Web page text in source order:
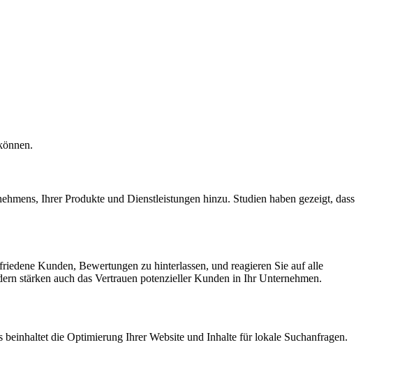
Ihrer Produkte und Dienstleistungen hinzu. Studien haben gezeigt, dass
Kunden, Bewertungen zu hinterlassen, und reagieren Sie auf alle
stärken auch das Vertrauen potenzieller Kunden in Ihr Unternehmen.
die Optimierung Ihrer Website und Inhalte für lokale Suchanfragen.